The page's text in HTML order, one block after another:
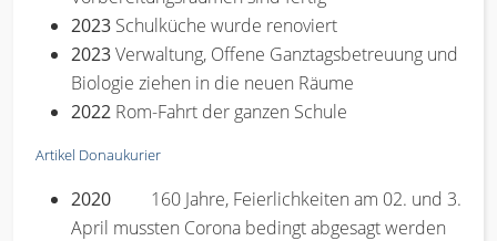
2023 Schulküche wurde renoviert
2023Verwaltung, Offene Ganztagsbetreuung und
Biologie ziehen in die neuen Räume
2022 Rom-Fahrt der ganzen Schule
Artikel Donaukurier
2020
160 Jahre, Feierlichkeiten am 02. und 3.
April mussten Corona bedingt abgesagt werden